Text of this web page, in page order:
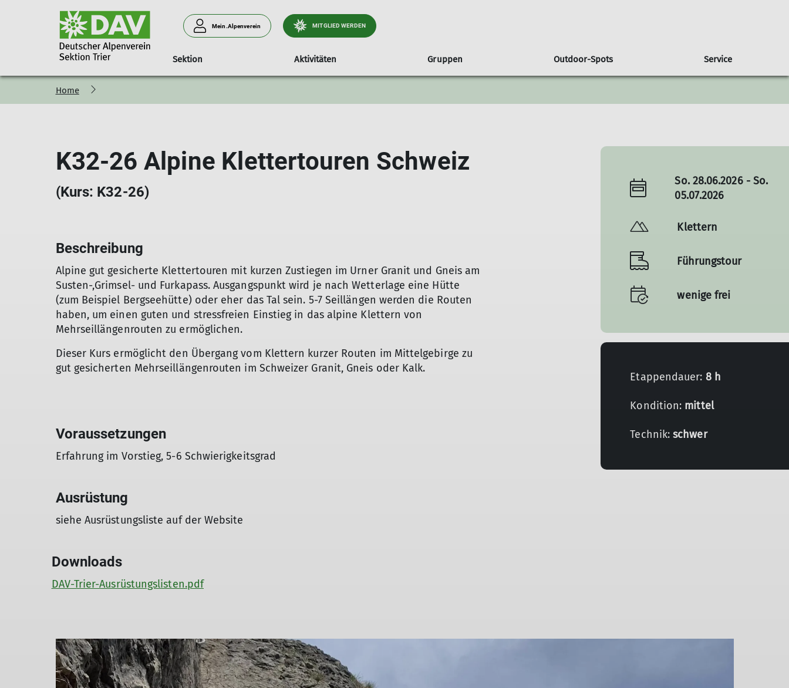
Mein.Alpenverein MITGLIED WERDEN
Sektion Aktivitäten Gruppen Outdoor-Spots Service
Home
K32-26 Alpine Klettertouren Schweiz
(Kurs: K32-26)
Beschreibung
Alpine gut gesicherte Klettertouren mit kurzen Zustiegen im Urner Granit und Gneis am
Susten-,Grimsel- und Furkapass. Ausgangspunkt wird je nach Wetterlage eine Hütte
(zum Beispiel Bergseehütte) oder eher das Tal sein. 5-7 Seillängen werden die Routen
haben, um einen guten und stressfreien Einstieg in das alpine Klettern von
Mehrseillängenrouten zu ermöglichen.
Dieser Kurs ermöglicht den Übergang vom Klettern kurzer Routen im Mittelgebirge zu
gut gesicherten Mehrseillängenrouten im Schweizer Granit, Gneis oder Kalk.
Voraussetzungen
Erfahrung im Vorstieg, 5-6 Schwierigkeitsgrad
Ausrüstung
siehe Ausrüstungsliste auf der Website
Downloads
DAV-Trier-Ausrüstungslisten.pdf
So. 28.06.2026 - So.
05.07.2026
Klettern
Führungstour
wenige frei
Etappendauer: 8 h
Kondition: mittel
Technik:schwer